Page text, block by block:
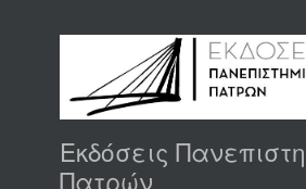
Εκδόσεις
Πατρών